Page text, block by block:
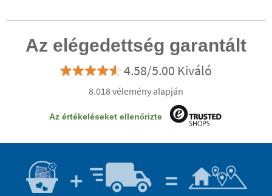
Az elégedettség garantált
4.58/5.00 Kiváló
8.018 vélemény alapján
Az értékeléseket ellenőrizte